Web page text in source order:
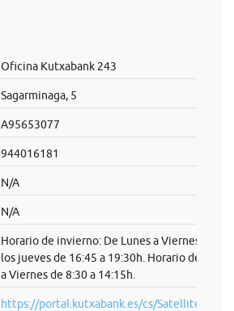
Oficina Kutxabank 243
Sagarminaga, 5
A95653077
944016181
N/A
N/A
Horario de invierno: De Lunes a Viernes de
los jueves de 16:45 a 19:30h. Horario de
a Viernes de 8:30 a 14:15h.
https://portal.kutxabank.es/cs/Satellite/kb/